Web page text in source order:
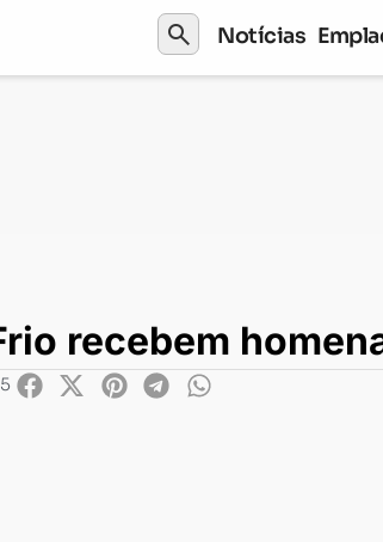
search Notícias
recebem homenagem em Miguel
recebem